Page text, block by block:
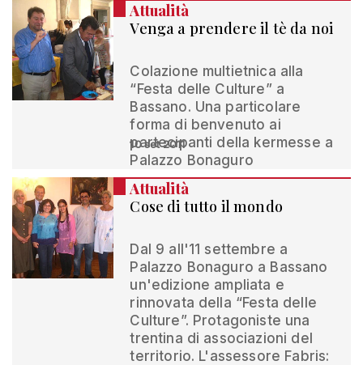
Attualità
Venga a prendere il tè da noi
Colazione multietnica alla
“Festa delle Culture” a
Bassano. Una particolare
forma di benvenuto ai
partecipanti della kermesse a
Palazzo Bonaguro
10 set 2011
Attualità
Cose di tutto il mondo
Dal 9 all'11 settembre a
Palazzo Bonaguro a Bassano
un'edizione ampliata e
rinnovata della “Festa delle
Culture”. Protagoniste una
trentina di associazioni del
territorio. L'assessore Fabris: